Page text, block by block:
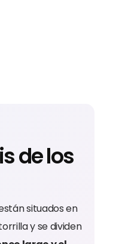
de los
situados en
y se dividen